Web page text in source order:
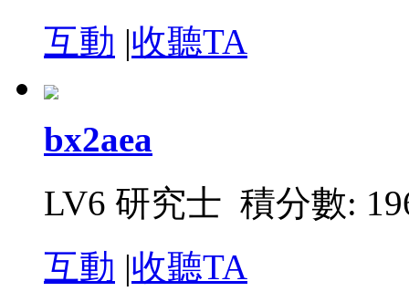
互動 |收聽TA
bx2aea
LV6 研究士 積分數:
互動 |收聽TA